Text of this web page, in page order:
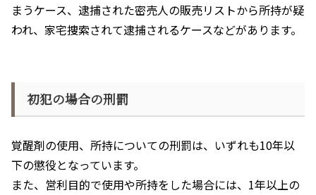
まうケース、逮捕された密売人の販売リストから所持が疑
われ、家宅捜索されて逮捕されるケースなどがあります。
初犯の場合の刑罰
覚醒剤の使用、所持についての刑罰は、いずれも10年以
下の懲役となっています。
また、営利目的で使用や所持をした場合には、 1年以上の